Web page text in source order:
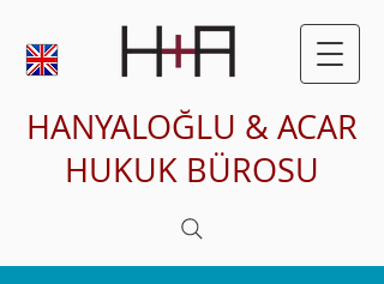
HANYALOĞLU & ACAR
HUKUK BÜROSU